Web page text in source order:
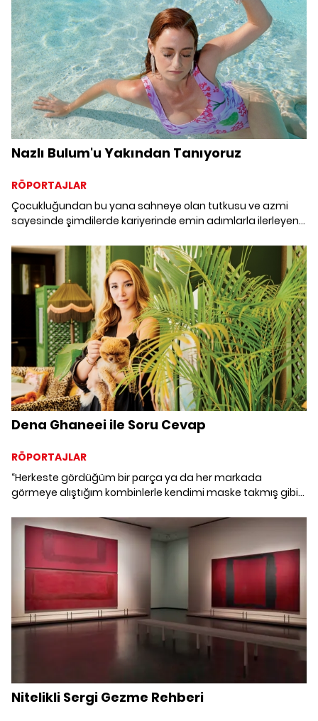
Nazlı Bulum'u Yakından Tanıyoruz
RÖPORTAJLAR
Çocukluğundan bu yana sahneye olan tutkusu ve azmi
sayesinde şimdilerde kariyerinde emin adımlarla ilerleyen
oyuncu kitaplar, tiyatrolar ve konserler eşliğinde keyifli bir
yaz geçirmeyi hayal ediyor.
Dena Ghaneei ile Soru Cevap
RÖPORTAJLAR
“Herkeste gördüğüm bir parça ya da her markada
görmeye alıştığım kombinlerle kendimi maske takmış gibi
yaratmayı sevdiğini belirten DALL'ın yaratıcısı Dena
Ghaneei ile eklektik stilini ortaya koyduğu bir çekimde
buluştuk.
Nitelikli Sergi Gezme Rehberi